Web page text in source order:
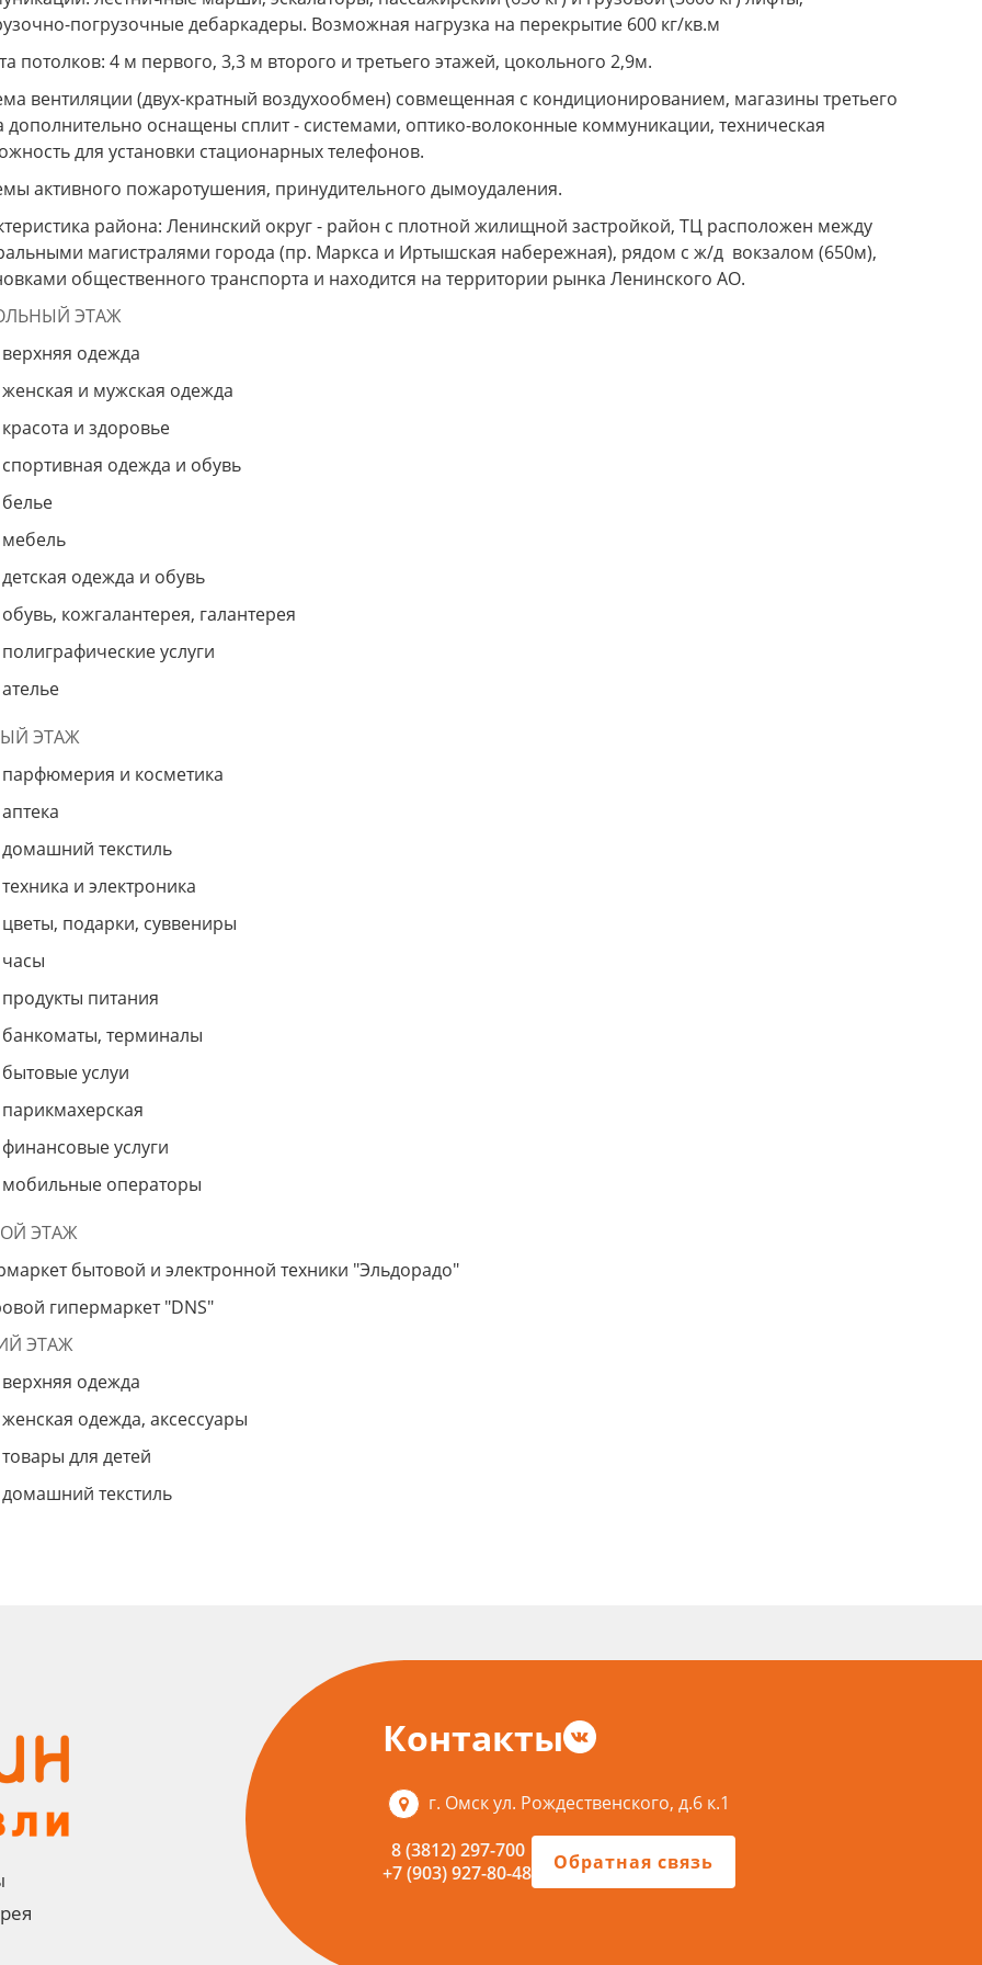
погрузочные дебаркадеры. Возможная нагрузка на перекрытие 600 кг/кв.м
потолков: 4 м первого, 3,3 м второго и третьего этажей, цокольного 2,9м.
вентиляции (двух-кратный воздухообмен) совмещенная с кондиционированием, магазины третьего
дополнительно оснащены сплит - системами, оптико-волоконные коммуникации, техническая
для установки стационарных телефонов.
активного пожаротушения, принудительного дымоудаления.
района: Ленинский округ - район с плотной жилищной застройкой, ТЦ расположен между
магистралями города (пр. Маркса и Иртышская набережная), рядом с ж/д вокзалом (650м),
общественного транспорта и находится на территории рынка Ленинского АО.
ЭТАЖ
верхняя одежда
женская и мужская одежда
красота и здоровье
спортивная одежда и обувь
белье
мебель
детская одежда и обувь
обувь, кожгалантерея, галантерея
полиграфические услуги
ателье
ЭТАЖ
парфюмерия и косметика
аптека
домашний текстиль
техника и электроника
цветы, подарки, суввениры
часы
продукты питания
банкоматы, терминалы
бытовые услуи
парикмахерская
финансовые услуги
мобильные операторы
ЭТАЖ
бытовой и электронной техники "Эльдорадо"
гипермаркет "DNS"
ЭТАЖ
верхняя одежда
женская одежда, аксессуары
товары для детей
домашний текстиль
Контакты
г. Омск ул. Рождественского, д.6 к.1
8 (3812) 297-700
+7 (903) 927-80-48
Обратная связь